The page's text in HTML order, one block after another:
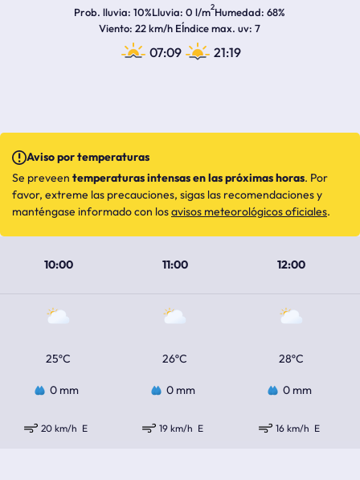
Prob. lluvia 10%Lluvia 0 l/m2Humedad 68%
Viento 22 km/h EÍndice max. uv 7
07:09 21:19
10:00 11:00 12:00
25ºC 26ºC 28ºC
0 mm 0 mm 0 mm
20 km/h E 19 km/h E 16 km/h E
Aviso por temperaturas
Se preveen temperaturas intensas en las próximas horas. Por
favor, extreme las precauciones, sigas las recomendaciones y
manténgase informado con losavisos meteorológicos oficiales.